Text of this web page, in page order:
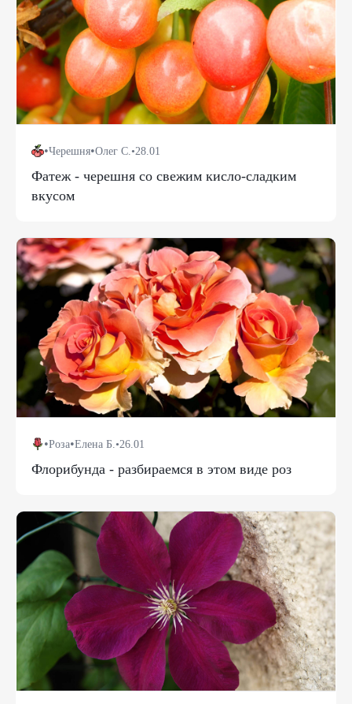
•Черешня•Олег С. •28.01
Фатеж - черешня со свежим кисло-сладким
вкусом
•Роза•Елена Б. •26.01
Флорибунда - разбираемся в этом виде роз